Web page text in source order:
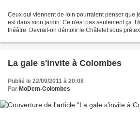
Ceux qui viennent de loin pourraient penser que
est dans mon jardin. Ce n'est pas seulement ça.
théâtre. Devrait-on démolir le Châtelet sous
La gale s'invite à Colombes
Publié le 22/09/2011 à 20:08
Par MoDem-Colombes